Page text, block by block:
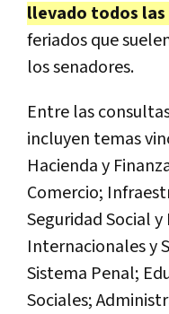
llevado todos las
feriados que
los senadores.
Entre las
incluyen temas
Hacienda y
Comercio;
Seguridad Social
Internacionales y
Sistema Penal;
Sociales;